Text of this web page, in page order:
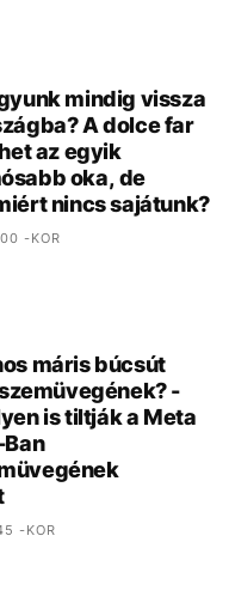
mindig vissza
A dolce far
az egyik
oka, de
nincs sajátunk?
-KOR
máris búcsút
-
is tiltják a Meta
Ban
-KOR